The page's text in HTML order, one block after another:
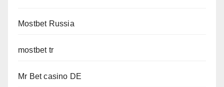
Mostbet Russia
mostbet tr
Mr Bet casino DE